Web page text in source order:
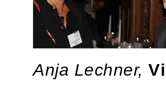
Anja Lechner,